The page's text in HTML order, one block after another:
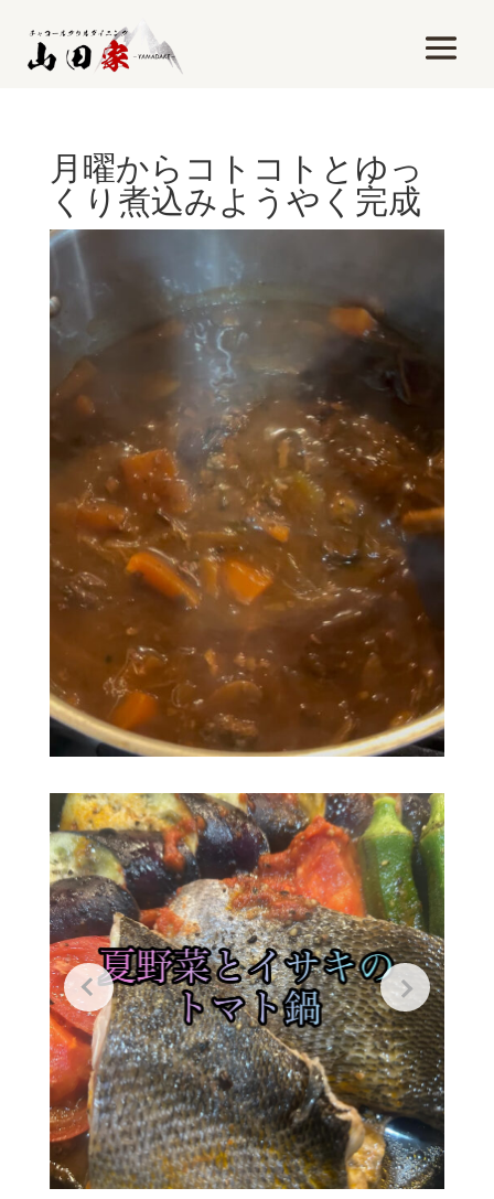
月曜からコトコトとゆっ
くり煮込みようやく完成